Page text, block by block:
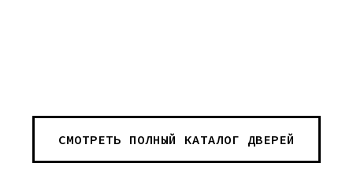
СМОТРЕТЬ ПОЛНЫЙ КАТАЛОГ ДВЕРЕЙ
на холсте ( Москва,
Сочи - Производство дверей и